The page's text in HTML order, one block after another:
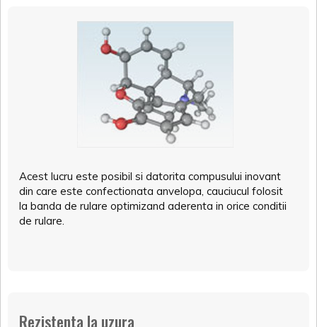
Acest lucru este posibil si datorita compusului inovant
din care este confectionata anvelopa, cauciucul folosit
la banda de rulare optimizand aderenta in orice conditii
de rulare.
Rezistenta la uzura